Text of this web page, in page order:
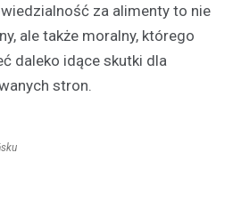
za alimenty to nie
ale także moralny, którego
daleko idące skutki dla
stron.